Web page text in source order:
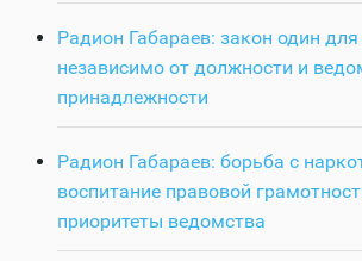
Радион Габараев: закон один для
независимо от должности и
принадлежности
Радион Габараев: борьба с
воспитание правовой
приоритеты ведомства